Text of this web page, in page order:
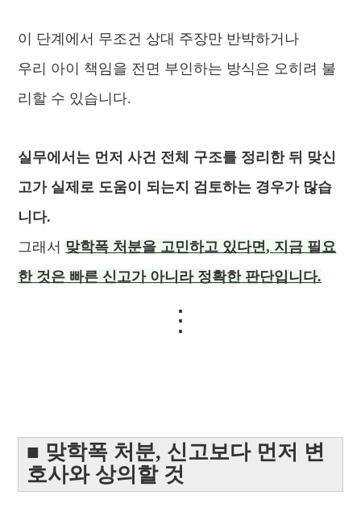
이 단계에서 무조건 상대 주장만 반박하거나
우리 아이 책임을 전면 부인하는 방식은 오히려 불
리할 수 있습니다.
실무에서는 먼저 사건 전체 구조를 정리한 뒤 맞신
고가 실제로 도움이 되는지 검토하는 경우가 많습
니다.
그래서 맞학폭 처분을 고민하고 있다면, 지금 필요
한 것은 빠른 신고가 아니라 정확한 판단입니다.
⋮
■ 맞학폭 처분, 신고보다 먼저 변
호사와 상의할 것